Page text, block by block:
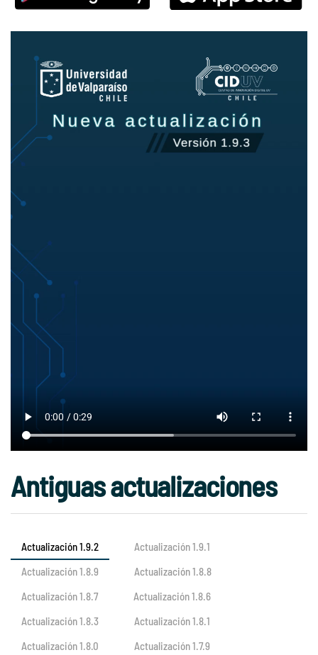
Antiguas actualizaciones
Actualización 1.9.2
Actualización 1.9.1
Actualización 1.8.9
Actualización 1.8.8
Actualización 1.8.7
Actualización 1.8.6
Actualización 1.8.3
Actualización 1.8.1
Actualización 1.8.0
Actualización 1.7.9